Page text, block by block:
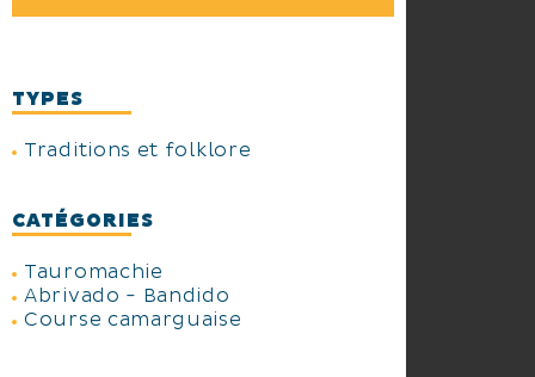
TYPES
Traditions et folklore
CATÉGORIES
Tauromachie
Abrivado - Bandido
Course camarguaise